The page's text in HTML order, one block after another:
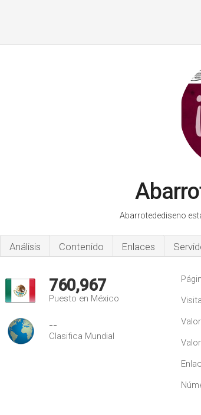
Abarrotedediseno
Análisis Contenido Enlaces
760,967
Puesto en México
--
Clasifica Mundial